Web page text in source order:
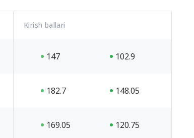
Kirish ballari
147 102.9
182.7 148.05
169.05 120.75